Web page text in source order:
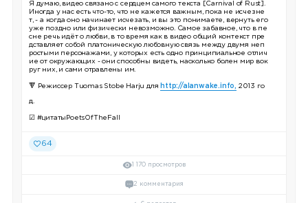
Я думаю, видео связано с сердцем самого текста [Carnival of Rust].
Иногда у нас есть что-то, что не кажется важным, пока не исчезне
т, - а когда оно начинает исчезать, и вы это понимаете, вернуть его
уже поздно или физически невозможно. Самое забавное, что в пе
сне речь идёт о любви, в то время как в видео общий контекст пре
дставляет собой платоническую любовную связь между двумя неп
ростыми персонажами, у которых есть одно принципиальное отлич
ие от окружающих - они способны видеть, насколько болен мир вок
руг них, и сами отравлены им.
🔻 Режиссер Тuomas Stobe Harju для http://alanwake.info, 2013 го
д.
☑ #цитатыPoetsOfTheFall
64
1 170 просмотров
2 комментария